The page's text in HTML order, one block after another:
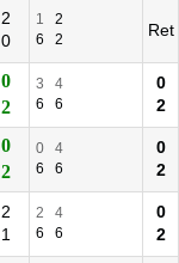
2
0
1
2
6
2 Ret
0
2
3
4
6
6
0
2
0
2
0
4
6
6
0
2
2
1
2
4
6
6
0
2